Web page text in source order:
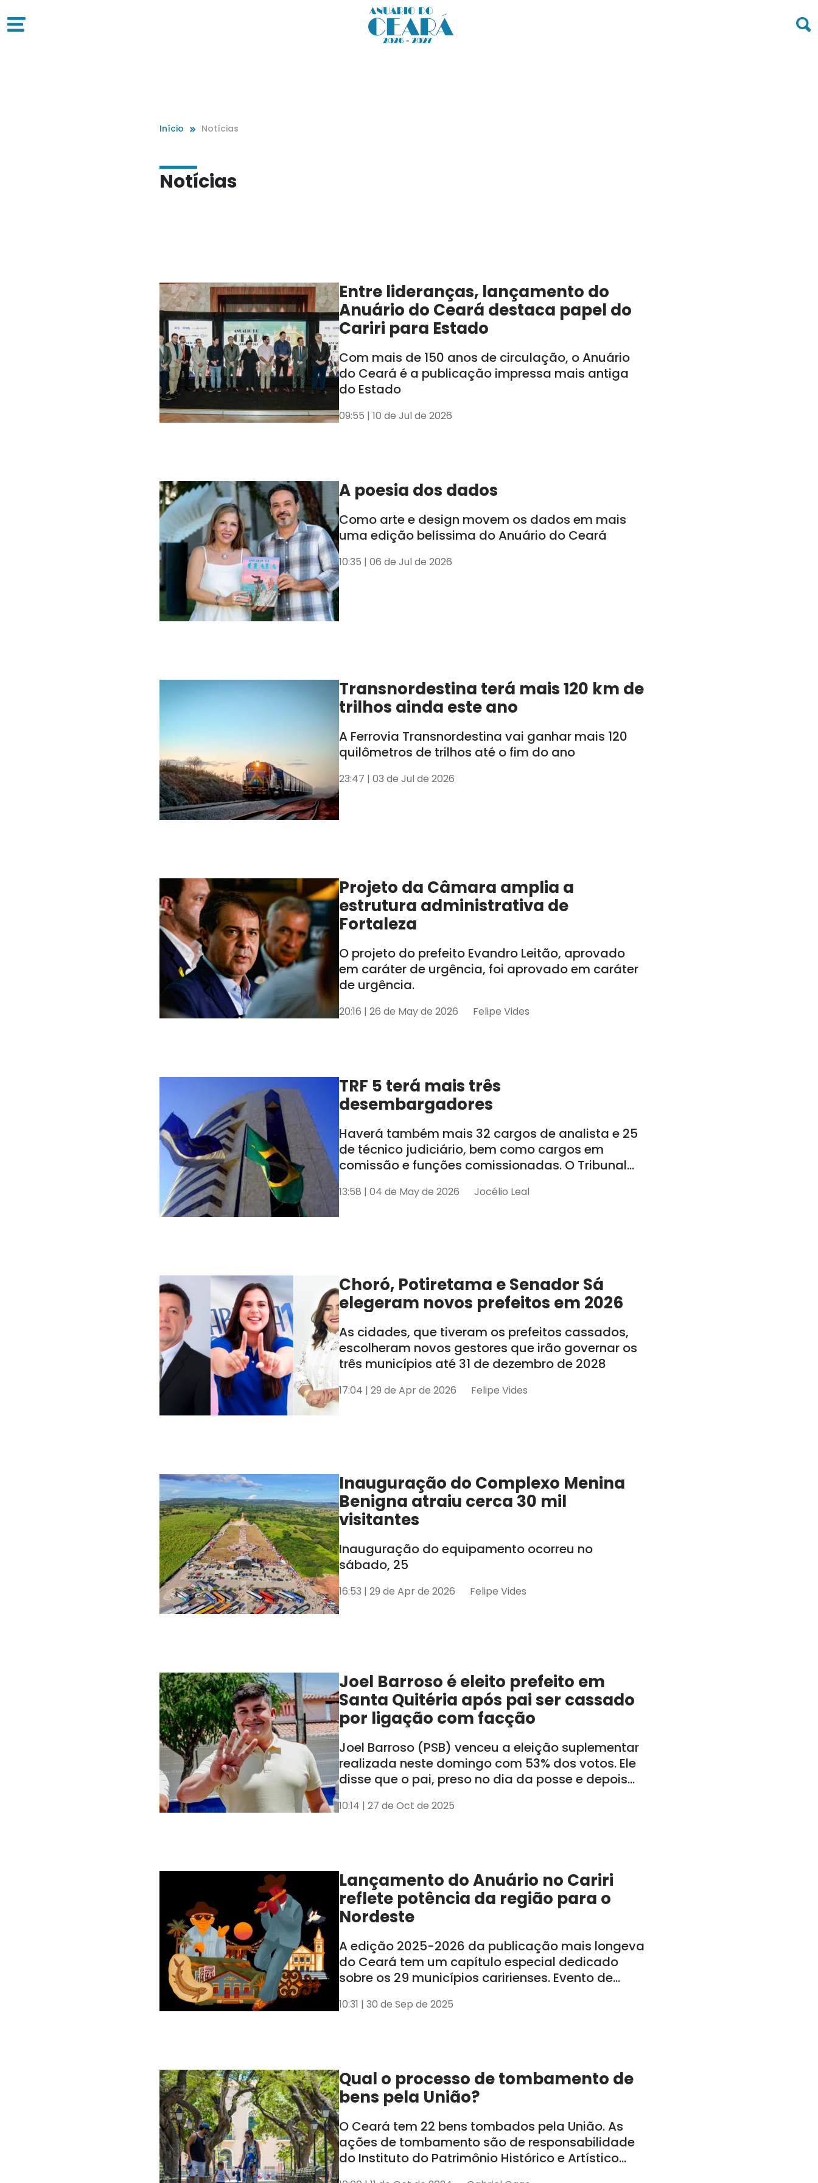
Início Notícias
Notícias
Entre lideranças, lançamento do
Anuário do Ceará destaca papel do
Cariri para Estado
Com mais de 150 anos de circulação, o Anuário
do Ceará é a publicação impressa mais antiga
do Estado
09:55 | 10 de Jul de 2026
A poesia dos dados
Como arte e design movem os dados em mais
uma edição belíssima do Anuário do Ceará
10:35 | 06 de Jul de 2026
Transnordestina terá mais 120 km de
trilhos ainda este ano
A Ferrovia Transnordestina vai ganhar mais 120
quilômetros de trilhos até o fim do ano
23:47 | 03 de Jul de 2026
Projeto da Câmara amplia a
estrutura administrativa de
Fortaleza
O projeto do prefeito Evandro Leitão, aprovado
em caráter de urgência, foi aprovado em caráter
de urgência.
20:16 | 26 de May de 2026 Felipe Vides
TRF 5 terá mais três
desembargadores
Haverá também mais 32 cargos de analista e 25
de técnico judiciário, bem como cargos em
comissão e funções comissionadas. O Tribunal
AL e SE
13:58 | 04 de May de 2026 Jocélio Leal
Choró, Potiretama e Senador Sá
elegeram novos prefeitos em 2026
As cidades, que tiveram os prefeitos cassados,
escolheram novos gestores que irão governar os
três municípios até 31 de dezembro de 2028
17:04 | 29 de Apr de 2026 Felipe Vides
Inauguração do Complexo Menina
Benigna atraiu cerca 30 mil
visitantes
Inauguração do equipamento ocorreu no
sábado, 25
16:53 | 29 de Apr de 2026 Felipe Vides
Joel Barroso é eleito prefeito em
Santa Quitéria após pai ser cassado
por ligação com facção
Joel Barroso (PSB) venceu a eleição suplementar
realizada neste domingo com 53% dos votos. Ele
disse que o pai, preso no dia da posse e depois
10:14 | 27 de Oct de 2025
Lançamento do Anuário no Cariri
reflete potência da região para o
Nordeste
A edição 2025-2026 da publicação mais longeva
do Ceará tem um capítulo especial dedicado
sobre os 29 municípios caririenses. Evento de
em Juazeiro do Norte
10:31 | 30 de Sep de 2025
Qual o processo de tombamento de
bens pela União?
O Ceará tem 22 bens tombados pela União. As
ações de tombamento são de responsabilidade
do Instituto do Patrimônio Histórico e Artístico